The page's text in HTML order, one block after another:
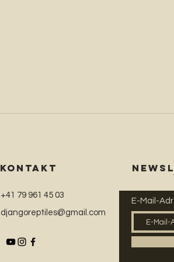
KONTAKT
+41 79 961 45 03
djangoreptiles@gmail.com
E-Mail-